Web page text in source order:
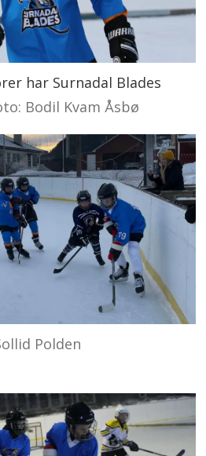
har Surnadal Blades
Bodil Kvam Åsbø
Polden